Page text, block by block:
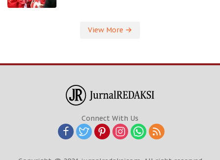
View More
Connect With Us